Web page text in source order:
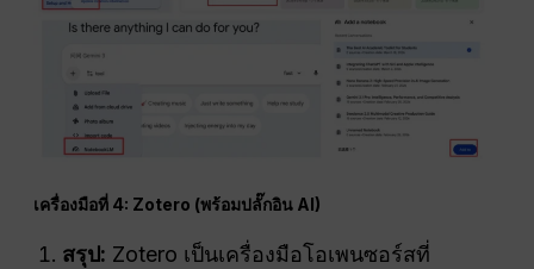
เครื่องมือที่ 4: Zotero (พร้อมปลั๊กอิน AI)
สรุป: Zotero เป็นเครื่องมือโอเพนซอร์สที่